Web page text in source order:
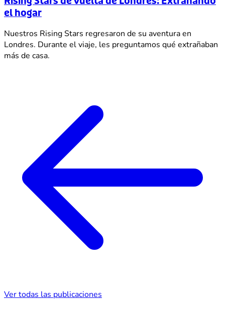
el hogar
Nuestros Rising Stars regresaron de su aventura en
Londres. Durante el viaje, les preguntamos qué extrañaban
más de casa.
Ver todas las publicaciones